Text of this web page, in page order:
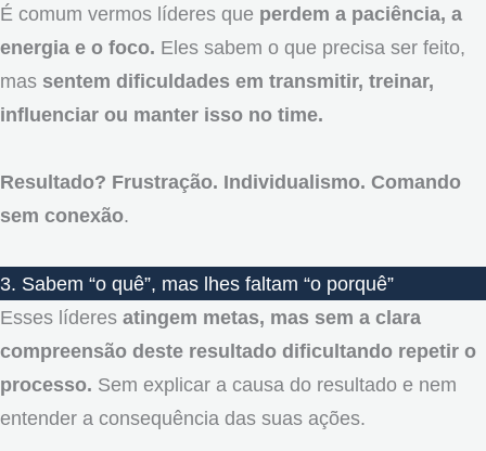
É comum vermos líderes que perdem a paciência, a
energia e o foco. Eles sabem o que precisa ser feito,
mas sentem dificuldades em transmitir, treinar,
influenciar ou manter isso no time.
Resultado? Frustração. Individualismo. Comando
sem conexão.
3. Sabem “o quê”, mas lhes faltam “o porquê”
Esses líderes atingem metas, mas sem a clara
compreensão deste resultado dificultando repetir o
processo. Sem explicar a causa do resultado e nem
entender a consequência das suas ações.